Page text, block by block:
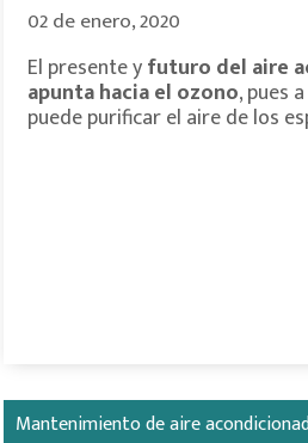
02 de enero, 2020
El presente yfuturo del aire
apunta hacia el ozono, pues
puede purificar el aire de los
Mantenimiento de aire